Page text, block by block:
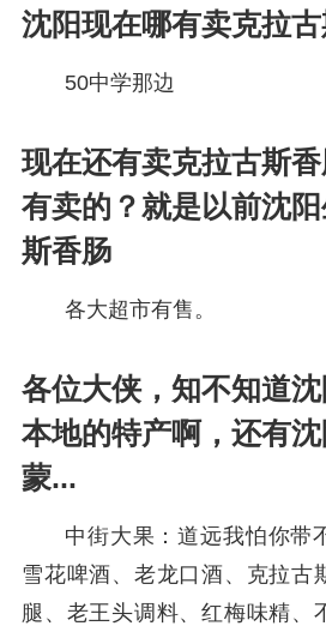
沈阳现在哪有卖克拉
50中学那边
现在还有卖克拉古斯
有卖的？就是以前沈
斯香肠
各大超市有售。
各位大侠，知不知道
本地的特产啊，还有
蒙...
中街大果：道远我怕你带
雪花啤酒、老龙口酒、克拉古
腿、老王头调料、红梅味精、